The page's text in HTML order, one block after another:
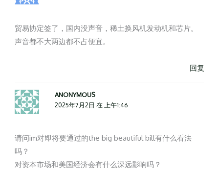
贸易协定签了，国内没声音，稀土换风机发动机和芯片。
声音都不大两边都不占便宜。
回复
ANONYMOUS
2025年7月2日 在 上午1:46
请问im对即将要通过的the big beautiful bill有什么看法
吗？
对资本市场和美国经济会有什么深远影响吗？